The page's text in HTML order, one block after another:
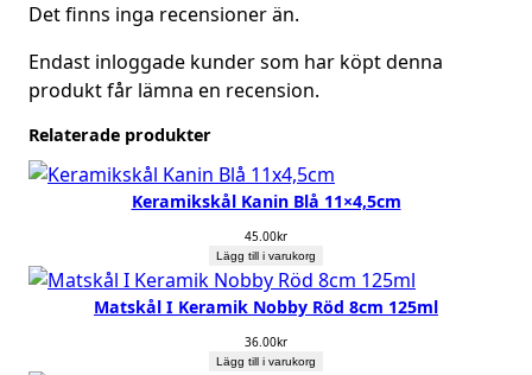
Det finns inga recensioner än.
Endast inloggade kunder som har köpt denna
produkt får lämna en recension.
Relaterade produkter
Keramikskål Kanin Blå 11×4,5cm
45.00kr
Lägg till i varukorg
Matskål I Keramik Nobby Röd 8cm 125ml
36.00kr
Lägg till i varukorg